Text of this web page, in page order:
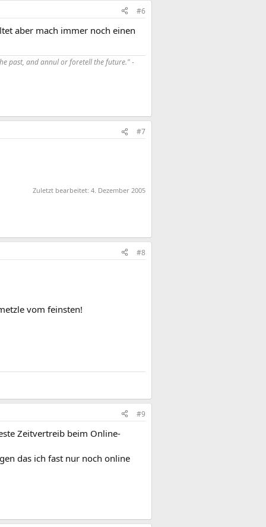
#6
aber mach immer noch einen
past, and annul or foretell the future."-
#7
Zuletzt bearbeitet: 4. Dezember 2005
#8
vom feinsten!
#9
Zeitvertreib beim Online-
das ich fast nur noch online